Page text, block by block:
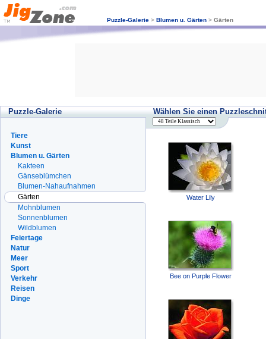
Puzzle-Galerie >Blumen u. Gärten >Gärten
Puzzle-Galerie Wählen Sie einen
Water Lily
Bee on Purple Flower
Tiere
Kunst
Blumen u. Gärten
Kakteen
Gänseblümchen
Blumen-Nahaufnahmen
Gärten
Mohnblumen
Sonnenblumen
Wildblumen
Feiertage
Natur
Meer
Sport
Verkehr
Reisen
Dinge